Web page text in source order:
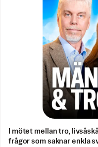
I mötet mellan tro,
frågor som saknar enkla